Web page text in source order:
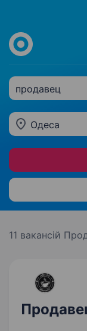
продавец
Одеса
11 вакансій